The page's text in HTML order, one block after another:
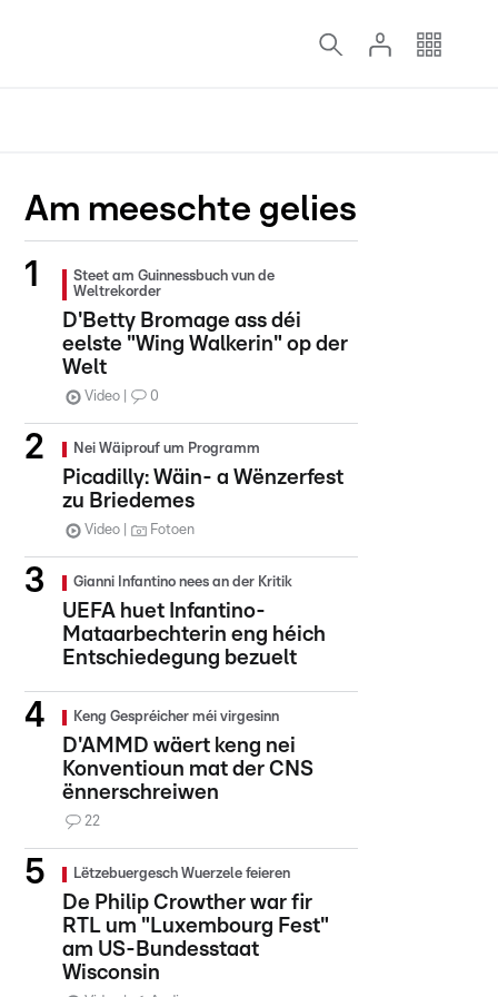
Am meeschte gelies
Steet am Guinnessbuch vun de
Weltrekorder
D'Betty Bromage ass déi
eelste "Wing Walkerin" op der
Welt
Video 0
Nei Wäiprouf um Programm
Picadilly: Wäin- a Wënzerfest
zu Briedemes
Video Fotoen
Gianni Infantino nees an der Kritik
UEFA huet Infantino-
Mataarbechterin eng héich
Entschiedegung bezuelt
Keng Gespréicher méi virgesinn
D'AMMD wäert keng nei
Konventioun mat der CNS
ënnerschreiwen
22
Lëtzebuergesch Wuerzele feieren
De Philip Crowther war fir
RTL um "Luxembourg Fest"
am US-Bundesstaat
Wisconsin